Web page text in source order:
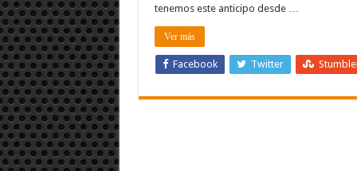
tenemos este anticipo desde …
Ver más
Facebook Twitter